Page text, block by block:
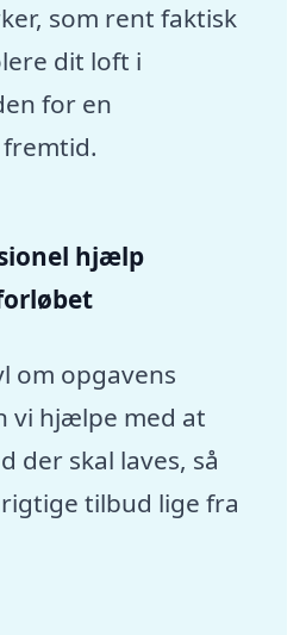
som rent faktisk
dit loft i
for en
hjælp
om opgavens
vi hjælpe med at
der skal laves, så
tilbud lige fra